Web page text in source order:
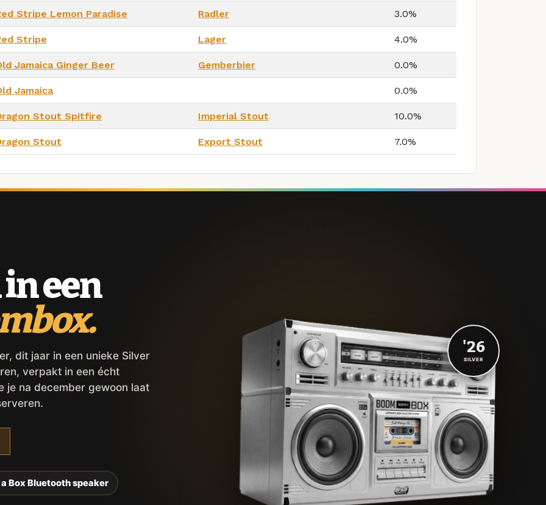
Stripe Lemon Paradise Radler 3.0%
Stripe Lager 4.0%
Jamaica Ginger Beer Gemberbier 0.0%
Jamaica 0.0%
Stout Spitfire Imperial Stout 10.0%
Stout Export Stout 7.0%
een
dit jaar in een unieke Silver
verpakt in een écht
je na december gewoon laat
Box Bluetooth speaker
'26
SILVER